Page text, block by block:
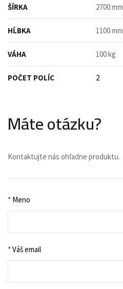
ŠÍRKA 2700 mm
HĹBKA 1100 mm
VÁHA 100 kg
POČET POLÍC 2
Máte otázku?
Kontaktujte nás ohľadne produktu.
* Meno
*Váš email